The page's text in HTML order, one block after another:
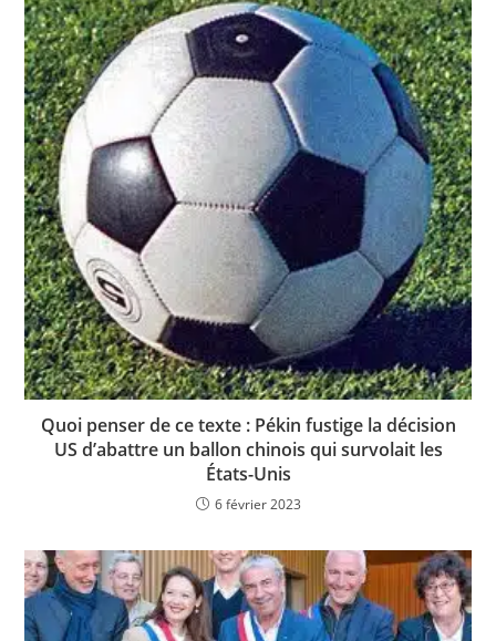
Quoi penser de ce texte : Pékin fustige la décision
US d’abattre un ballon chinois qui survolait les
États-Unis
6 février 2023